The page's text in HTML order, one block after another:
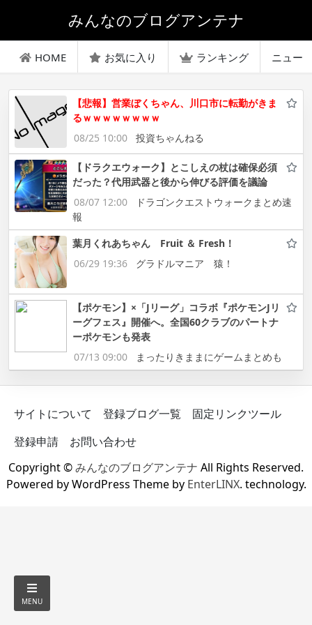
みんなのブログアンテナ
HOME お気に入り ランキング ニュー
【悲報】営業ぼくちゃん、川口市に転勤がきま
るｗｗｗｗｗｗｗｗ
08/25 10:00
投資ちゃんねる
【ドラクエウォーク】とこしえの杖は確保必須
だった？代用武器と後から伸びる評価を議論
08/07 12:00
ドラゴンクエストウォークまとめ速
報
葉月くれあちゃん Fruit ＆ Fresh！
06/29 19:36
グラドルマニア 猿！
【ポケモン】×「Jリーグ」コラボ『ポケモンJリ
ーグフェス』開催へ。全国60クラブのパートナ
ーポケモンも発表
07/13 09:00
まったりきままにゲームまとめも
サイトについて 登録ブログ一覧
固定リンクツール
登録申請
お問い合わせ
Copyright ©みんなのブログアンテナ All Rights Reserved.
Powered by WordPress Theme by EnterLINX. technology.
MENU